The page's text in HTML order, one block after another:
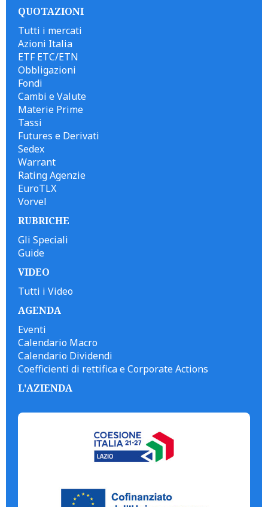
QUOTAZIONI
Tutti i mercati
Azioni Italia
ETF ETC/ETN
Obbligazioni
Fondi
Cambi e Valute
Materie Prime
Tassi
Futures e Derivati
Sedex
Warrant
Rating Agenzie
EuroTLX
Vorvel
RUBRICHE
Gli Speciali
Guide
VIDEO
Tutti i Video
AGENDA
Eventi
Calendario Macro
Calendario Dividendi
Coefficienti di rettifica e Corporate Actions
L'AZIENDA